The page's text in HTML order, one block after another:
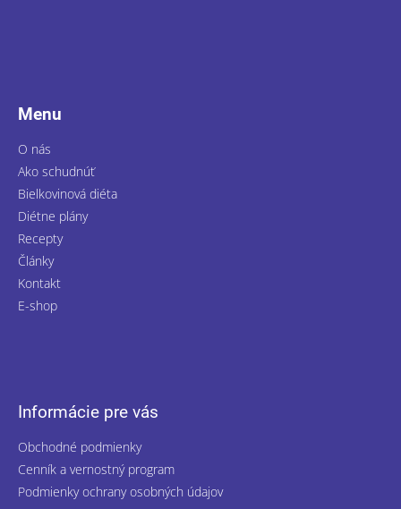
Menu
O nás
Ako schudnúť
Bielkovinová diéta
Diétne plány
Recepty
Články
Kontakt
E-shop
Informácie pre vás
Obchodné podmienky
Cenník a vernostný program
Podmienky ochrany osobných údajov